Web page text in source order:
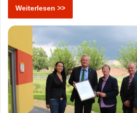
Weiterlesen >>